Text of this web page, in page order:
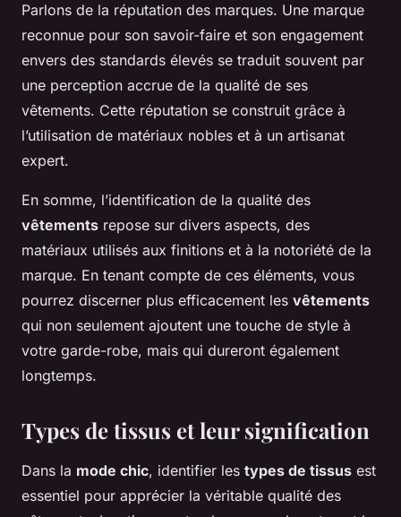
Parlons de la réputation des marques. Une marque
reconnue pour son savoir-faire et son engagement
envers des standards élevés se traduit souvent par
une perception accrue de la qualité de ses
vêtements. Cette réputation se construit grâce à
l’utilisation de matériaux nobles et à un artisanat
expert.
En somme, l’identification de la qualité des
vêtements repose sur divers aspects, des
matériaux utilisés aux finitions et à la notoriété de la
marque. En tenant compte de ces éléments, vous
pourrez discerner plus efficacement les vêtements
qui non seulement ajoutent une touche de style à
votre garde-robe, mais qui dureront également
longtemps.
Types de tissus et leur signification
Dans la mode chic, identifier les types de tissus est
essentiel pour apprécier la véritable qualité des